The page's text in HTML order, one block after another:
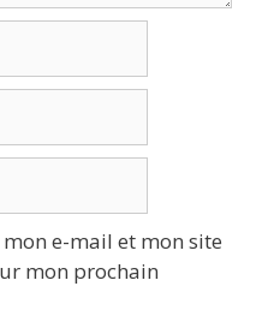
e-mail et mon site
mon prochain